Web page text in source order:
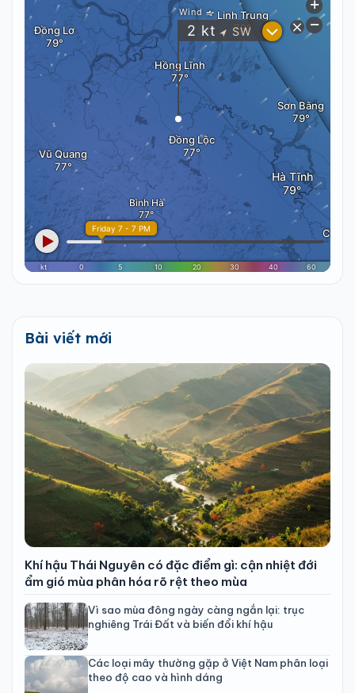
Bài viết mới
Khí hậu Thái Nguyên có đặc điểm gì: cận nhiệt đới
ẩm gió mùa phân hóa rõ rệt theo mùa
Vì sao mùa đông ngày càng ngắn lại: trục
nghiêng Trái Đất và biến đổi khí hậu
Các loại mây thường gặp ở Việt Nam phân loại
theo độ cao và hình dáng